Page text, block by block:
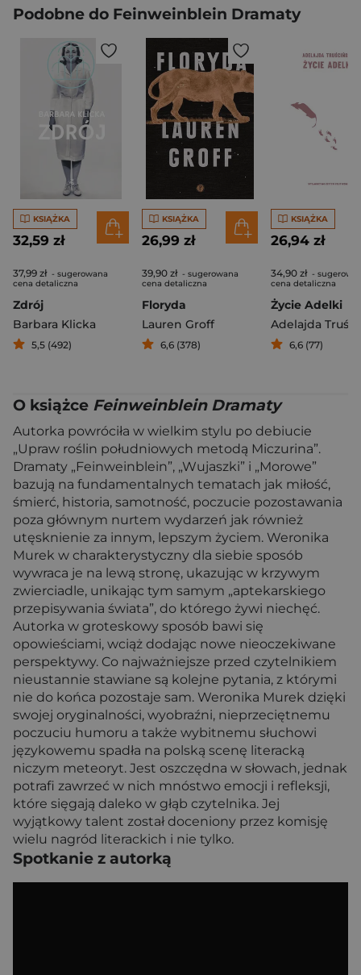
Podobne do Feinweinblein Dramaty
KSIĄŻKA
32,59 zł
37,99 zł - sugerowana
cena detaliczna
Zdrój
Barbara Klicka
5,5 (492)
KSIĄŻKA
26,99 zł
39,90 zł - sugerowana
cena detaliczna
Floryda
Lauren Groff
6,6 (378)
KSIĄŻKA
26,94 zł
34,90 zł -
cena detaliczna
Życie Adelki
Adelajda
6,6 (77)
O książce Feinweinblein Dramaty
Autorka powróciła w wielkim stylu po debiucie
„Upraw roślin południowych metodą Miczurina”.
Dramaty „Feinweinblein”, „Wujaszki” i „Morowe”
bazują na fundamentalnych tematach jak miłość,
śmierć, historia, samotność, poczucie pozostawania
poza głównym nurtem wydarzeń jak również
utęsknienie za innym, lepszym życiem. Weronika
Murek w charakterystyczny dla siebie sposób
wywraca je na lewą stronę, ukazując w krzywym
zwierciadle, unikając tym samym „aptekarskiego
przepisywania świata”, do którego żywi niechęć.
Autorka w groteskowy sposób bawi się
opowieściami, wciąż dodając nowe nieoczekiwane
perspektywy. Co najważniejsze przed czytelnikiem
nieustannie stawiane są kolejne pytania, z którymi
nie do końca pozostaje sam. Weronika Murek dzięki
swojej oryginalności, wyobraźni, nieprzeciętnemu
poczuciu humoru a także wybitnemu słuchowi
językowemu spadła na polską scenę literacką
niczym meteoryt. Jest oszczędna w słowach, jednak
potrafi zawrzeć w nich mnóstwo emocji i refleksji,
które sięgają daleko w głąb czytelnika. Jej
wyjątkowy talent został doceniony przez komisję
wielu nagród literackich i nie tylko.
Spotkanie z autorką